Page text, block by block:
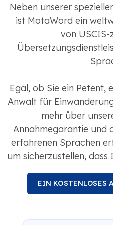
Neben unserer
ist MotaWord ein
von
Egal, ob Sie ein Petent,
Anwalt für
mehr über
Annahmegarantie und
erfahrenen Sprachen
um sicherzustellen,
EIN KOSTENLOSES